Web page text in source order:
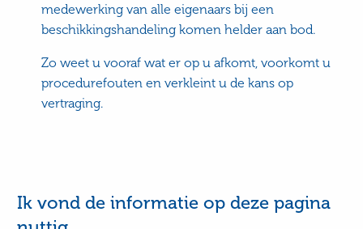
medewerking van alle eigenaars bij een
beschikkingshandeling komen helder aan bod.
Zo weet u vooraf wat er op u afkomt, voorkomt u
procedurefouten en verkleint u de kans op
vertraging.
Ik vond de informatie op deze pagina